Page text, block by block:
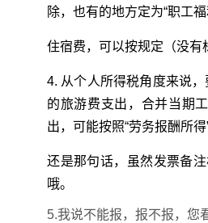
除，也有的地方定为“职工
住宿费，可以按规定（没有
4. 从个人所得税角度来说
的旅游费支出，合并当期
出，可能按照“劳务报酬所
还是那句话，虽然发票备
哦。
5.我说不能报，报不报，您